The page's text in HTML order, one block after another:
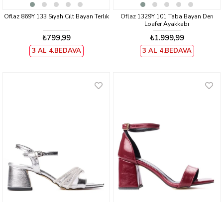
Oflaz 869Y 133 Sıyah Cılt Bayan Terlık
₺799,99
3 AL 4.BEDAVA
Oflaz 1329Y 101 Taba Bayan Derı
Loafer Ayakkabı
₺1.999,99
3 AL 4.BEDAVA